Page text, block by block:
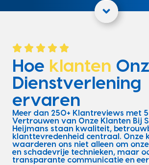
Hoe klanten
Dienstverlening
ervaren
Meer dan 250+ Klantreviews met
Vertrouwen van Onze Klanten Bij
Heijmans staan kwaliteit,
klanttevredenheid centraal. Onze
waarderen ons niet alleen om
en schadevrije technieken, maar
transparante communicatie en